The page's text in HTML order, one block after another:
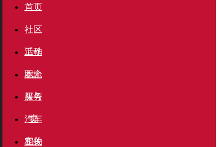
首页
社区
活动
工作
职介
本地
服务
买与
卖
汽车
相关
宠物